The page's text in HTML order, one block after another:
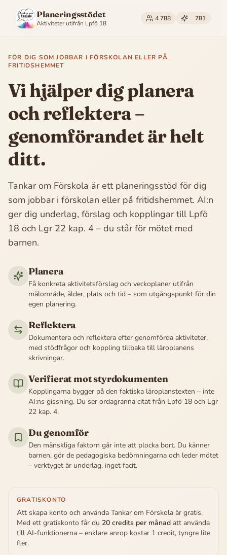
Planeringsstödet
Aktiviteter utifrån Lpfö 18
4 788 781
FÖR DIG SOM JOBBAR I FÖRSKOLAN ELLER PÅ
FRITIDSHEMMET
Vi hjälper dig planera
och reflektera –
genomförandet är helt
ditt.
Tankar om Förskola är ett planeringsstöd för dig
som jobbar i förskolan eller på fritidshemmet. AI:n
ger dig underlag, förslag och kopplingar till Lpfö
18 och Lgr 22 kap. 4 – du står för mötet med
barnen.
Planera
Få konkreta aktivitetsförslag och veckoplaner utifrån
målområde, ålder, plats och tid – som utgångspunkt för din
egen planering.
Reflektera
Dokumentera och reflektera efter genomförda aktiviteter,
med stödfrågor och koppling tillbaka till läroplanens
skrivningar.
Verifierat mot styrdokumenten
Kopplingarna bygger på den faktiska läroplanstexten – inte
AI:ns gissning. Du ser ordagranna citat från Lpfö 18 och Lgr
22 kap. 4.
Du genomför
Den mänskliga faktorn går inte att plocka bort. Du känner
barnen, gör de pedagogiska bedömningarna och leder mötet
– verktyget är underlag, inget facit.
GRATISKONTO
Att skapa konto och använda Tankar om Förskola är gratis.
Med ett gratiskonto får du 20 credits per månad att använda
till AI-funktionerna – enklare anrop kostar 1 credit, tyngre lite
fler.